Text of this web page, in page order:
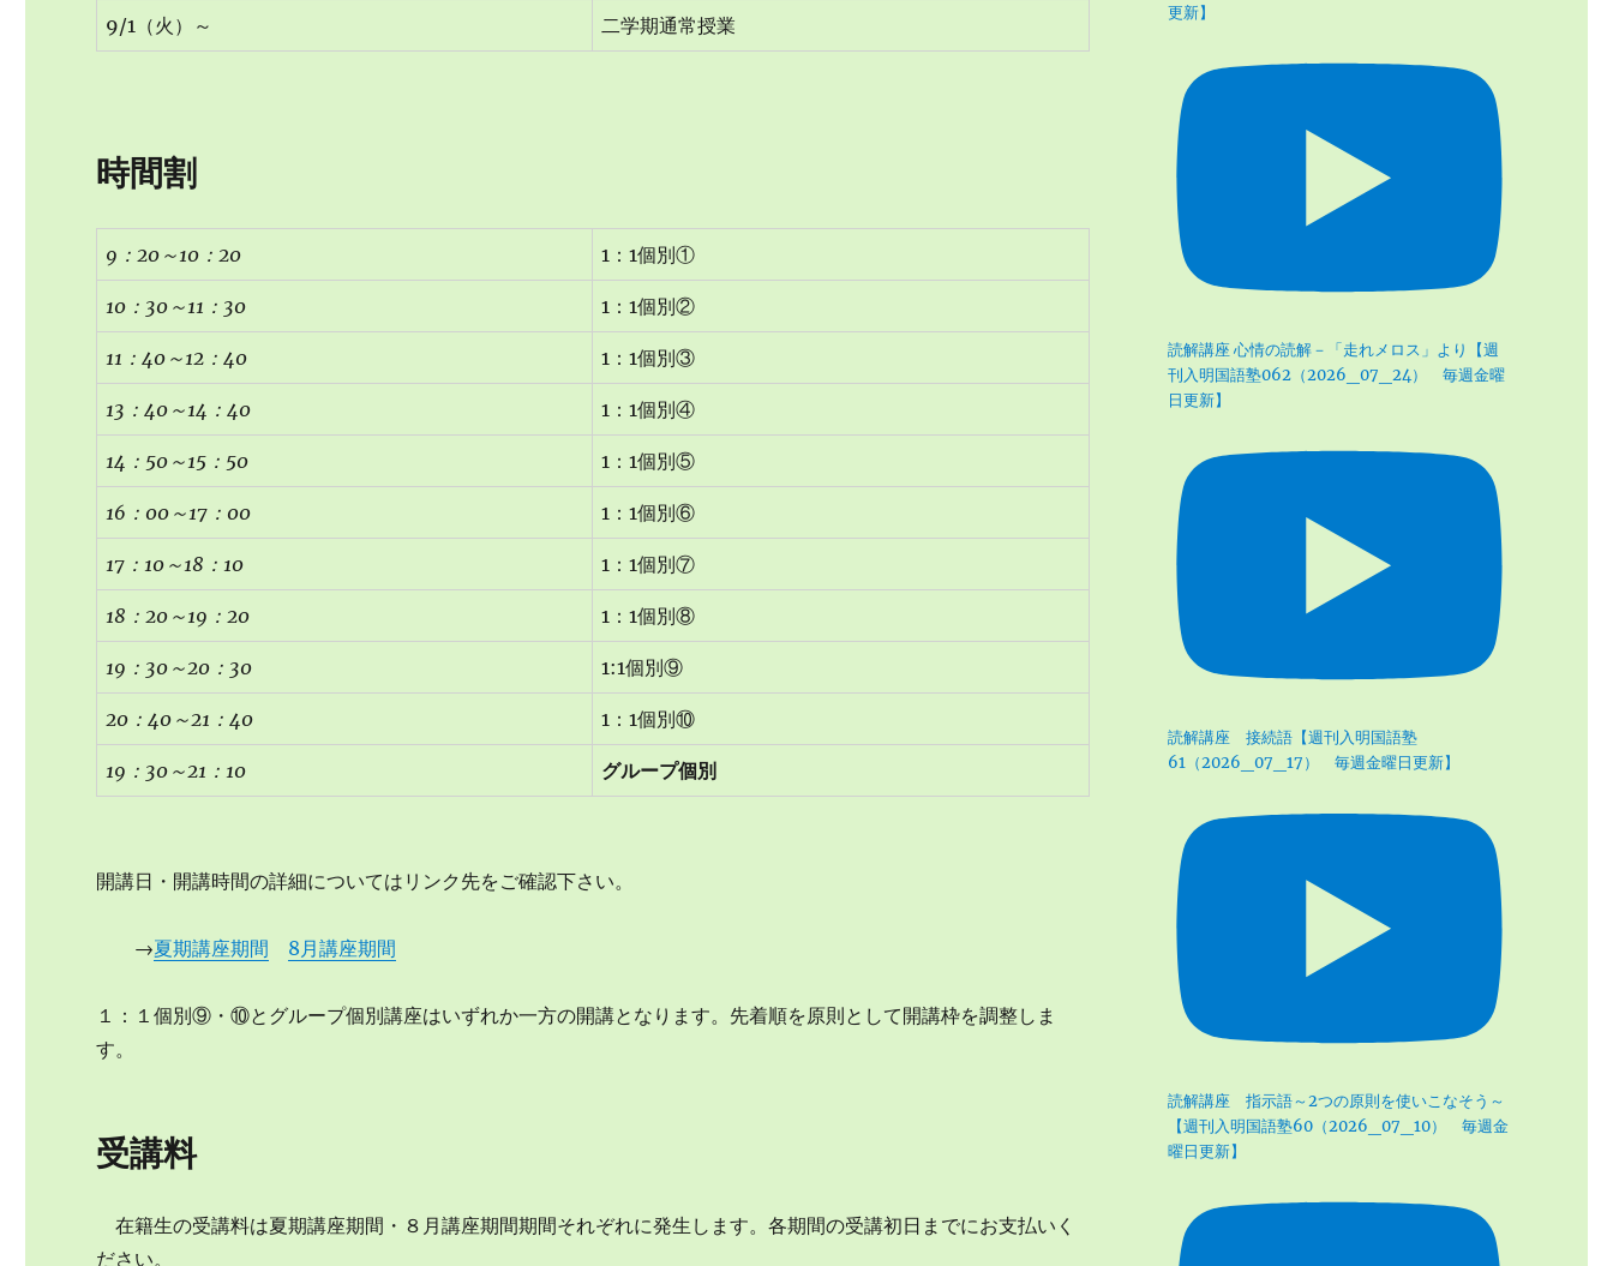
9/1（火）～ 二学期通常授業
時間割
9 ：20 ～10 ：20 1：1個別①
10 ：30 ～11 ：30 1：1個別②
11 ：40 ～12 ：40 1：1個別③
13 ：40 ～14 ：40 1：1個別④
14 ：50 ～15 ：50 1：1個別⑤
16 ：00 ～17 ：00 1：1個別⑥
17 ：10 ～18 ：10 1：1個別⑦
18 ：20 ～19 ：20 1：1個別⑧
19 ：30 ～20 ：30 1:1個別⑨
20 ：40 ～21 ：40 1：1個別⑩
19 ：30 ～21 ：10 グループ個別
開講日・開講時間の詳細についてはリンク先をご確認下さい。
→夏期講座期間 8月講座期間
１：１個別⑨・⑩とグループ個別講座はいずれか一方の開講となります。先着順を原則として開講枠を調整しま
す。
受講料
在籍生の受講料は夏期講座期間・８月講座期間期間それぞれに発生します。各期間の受講初日までにお支払いく
ださい。
更新】
読解講座 心情の読解－「走れメロス」より【週
刊入明国語塾062（2026_07_24） 毎週金曜
日更新】
読解講座 接続語【週刊入明国語塾
61（2026_07_17） 毎週金曜日更新】
読解講座 指示語～2つの原則を使いこなそう～
【週刊入明国語塾60（2026_07_10） 毎週金
曜日更新】